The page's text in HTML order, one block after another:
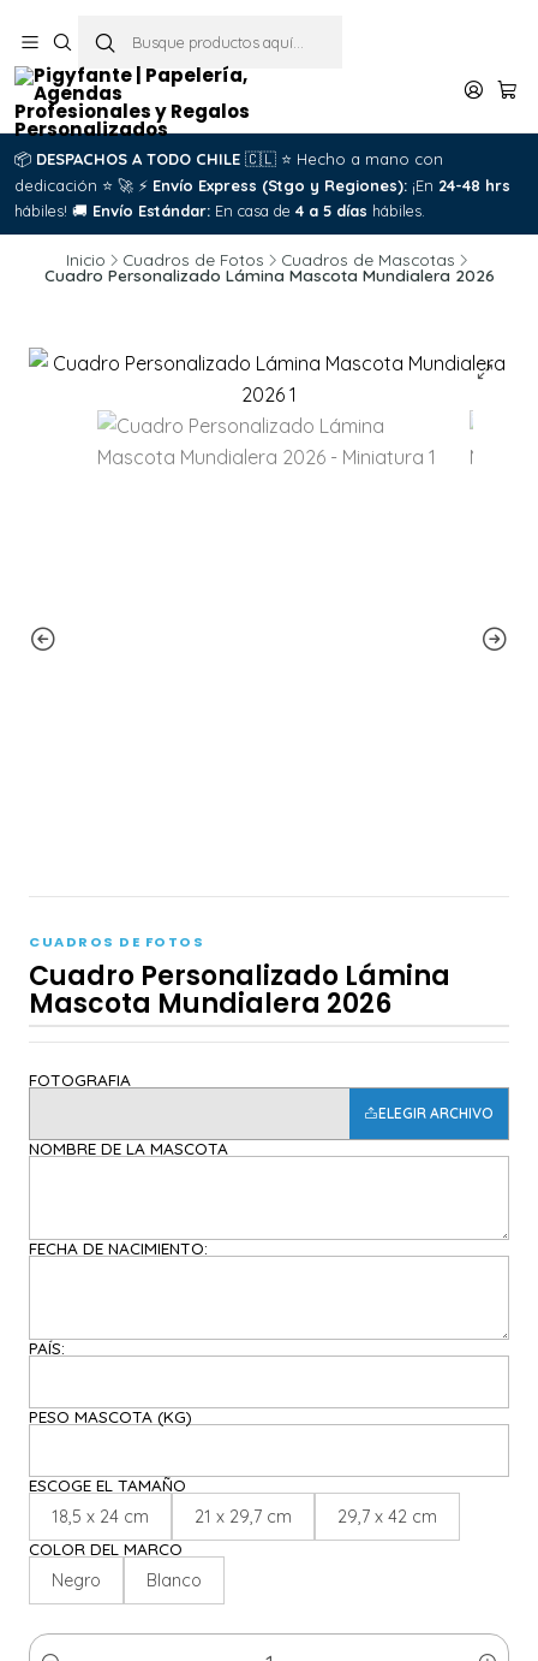
📦 DESPACHOS A TODO CHILE 🇨🇱 ⭐ Hecho a mano con
dedicación ⭐ 🚀 ⚡ Envío Express (Stgo y Regiones): ¡En 24-48 hrs
hábiles! 🚚 Envío Estándar: En casa de 4 a 5 días hábiles.
Inicio Cuadros de Fotos Cuadros de Mascotas
Cuadro Personalizado Lámina Mascota Mundialera 2026
CUADROS DE FOTOS
Cuadro Personalizado Lámina
Mascota Mundialera 2026
FOTOGRAFIA
ELEGIR ARCHIVO
NOMBRE DE LA MASCOTA
FECHA DE NACIMIENTO:
PAÍS:
PESO MASCOTA (KG)
ESCOGE EL TAMAÑO
18,5 x 24 cm 21 x 29,7 cm 29,7 x 42 cm
COLOR DEL MARCO
Negro Blanco